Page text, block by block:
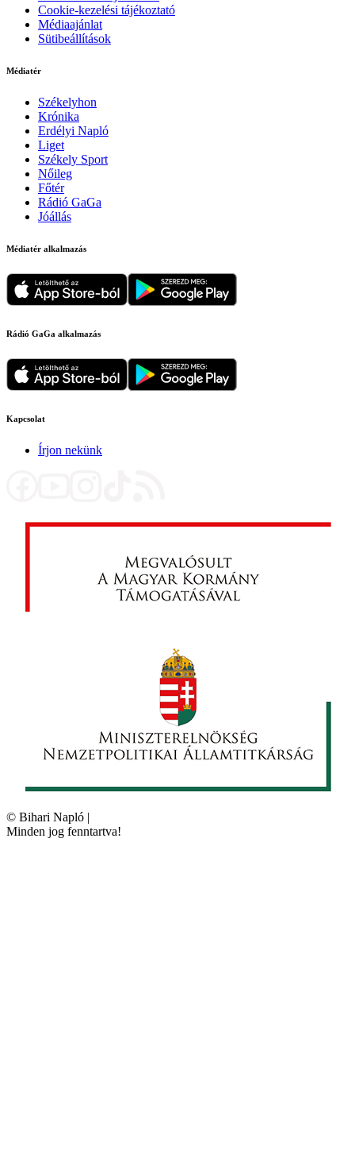
Cookie-kezelési tájékoztató
Médiaajánlat
Sütibeállítások
Médiatér
Székelyhon
Krónika
Erdélyi Napló
Liget
Székely Sport
Nőileg
Főtér
Rádió GaGa
Jóállás
Médiatér alkalmazás
Rádió GaGa alkalmazás
Kapcsolat
Írjon nekünk
© Bihari Napló |
Minden jog fenntartva!